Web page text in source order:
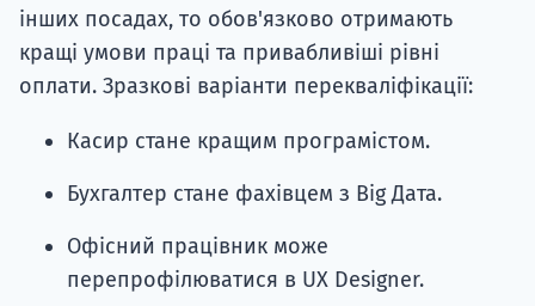
інших посадах, то обов'язково отримають
кращі умови праці та привабливіші рівні
оплати. Зразкові варіанти перекваліфікації:
Касир стане кращим програмістом.
Бухгалтер стане фахівцем з Big Дата.
Офісний працівник може
перепрофілюватися в UX Designer.